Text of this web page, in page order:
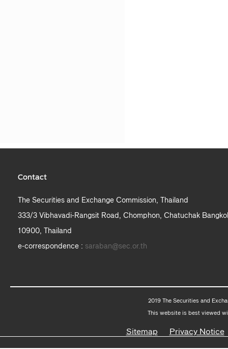
Contact
The Securities and Exchange Commission, Thailand
333/3 Vibhavadi-Rangsit Road, Chomphon, Chatuchak
10900, Thailand
e-correspondence : saraban@sec.or.th
2019 The Securities and
This website is best viewed
Sitemap Privacy Notice